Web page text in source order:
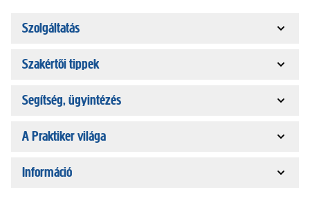
Szolgáltatás
Szakértői tippek
Segítség, ügyintézés
A Praktiker világa
Információ